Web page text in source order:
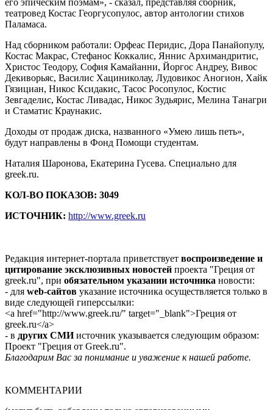
его эпическим поэмам», - сказал, представляя сборник,
театровед Костас Георгусопулос, автор антологии стихов
Паламаса.
Над сборником работали: Орфеас Перидис, Дора Панайопулу,
Костас Макрас, Стефанос Коккалис, Яннис Архимандритис,
Христос Теодору, София Камайанни, Йоргос Андреу, Вивос
Декиворьяс, Василис Хациниколау, Лудовикос Аногион, Хайк
Гязициан, Никос Ксидакис, Тасос Росопулос, Костис
Зевгаделис, Костас Ливадас, Никос Зудьярис, Мелина Танагри
и Стаматис Краунакис.
Доходы от продаж диска, названного «Умею лишь петь»,
будут направлены в Фонд Помощи студентам.
Наталия Шаронова, Екатерина Гусева. Специально для
greek.ru.
КОЛ-ВО ПОКАЗОВ: 3049
ИСТОЧНИК: http://www.greek.ru
Редакция интернет-портала приветствует воспроизведение и
цитирование эксклюзивных новостей проекта "Греция от
greek.ru", при обязательном указании источника новости:
- для web-сайтов указание источника осуществляется только в
виде следующей гиперссылки:
<a href="http://www.greek.ru/" target="_blank">Греция от
greek.ru</a>
- в других СМИисточник указывается следующим образом:
Проект "Греция от Greek.ru".
Благодарим Вас за понимание и уважение к нашей работе.
КОММЕНТАРИИ